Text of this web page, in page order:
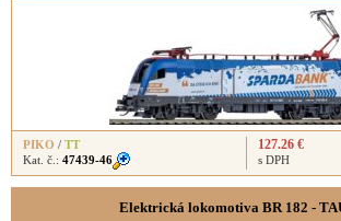
PIKO / TT
Kat. č.: 47439-46
127.26 €
s DPH
Elektrická lokomotiva BR 182 -